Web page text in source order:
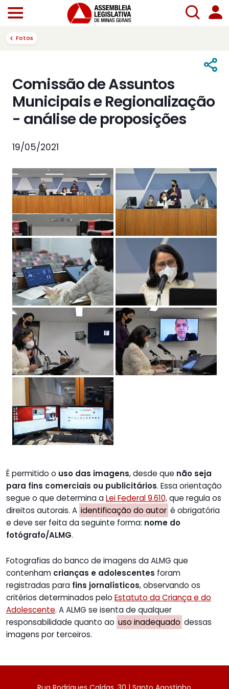
Fotos
Comissão de Assuntos
Municipais e Regionalização
- análise de proposições
19/05/2021
É permitido o uso das imagens, desde que não seja
para fins comerciais ou publicitários. Essa orientação
segue o que determina aLei Federal 9.610,que regula os
direitos autorais. A identificação do autor é obrigatória
e deve ser feita da seguinte forma: nome do
fotógrafo/ALMG.
Fotografias do banco de imagens da ALMG que
contenham crianças e adolescentes foram
registradas para fins jornalísticos, observando os
critérios determinados pelo Estatuto da Criança e do
Adolescente. A ALMG se isenta de qualquer
responsabilidade quanto ao uso inadequado dessas
imagens por terceiros.